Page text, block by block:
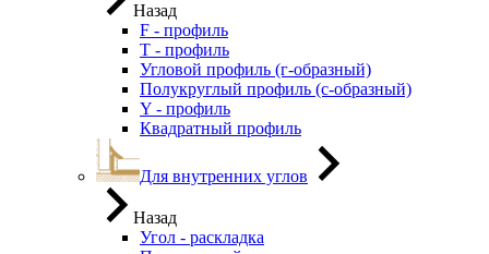
Назад
F - профиль
Т - профиль
Угловой профиль (г-образный)
Полукруглый профиль (с-образный)
Y - профиль
Квадратный профиль
Для внутренних углов
Назад
Угол - раскладка